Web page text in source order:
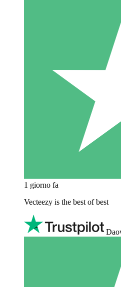
1 giorno fa
Vecteezy is the best of best